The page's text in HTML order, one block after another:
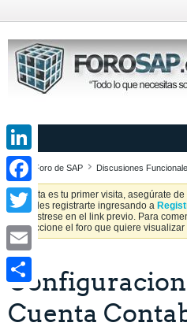
Foro de SAP Discusiones
Si esta es tu primer visita, asegúrate
Puedes registrarte ingresando a
Regístrese en el link previo. Para
seleccione el foro que quiere
Cuenta
LinkedIn
Facebook
Twitter
Email